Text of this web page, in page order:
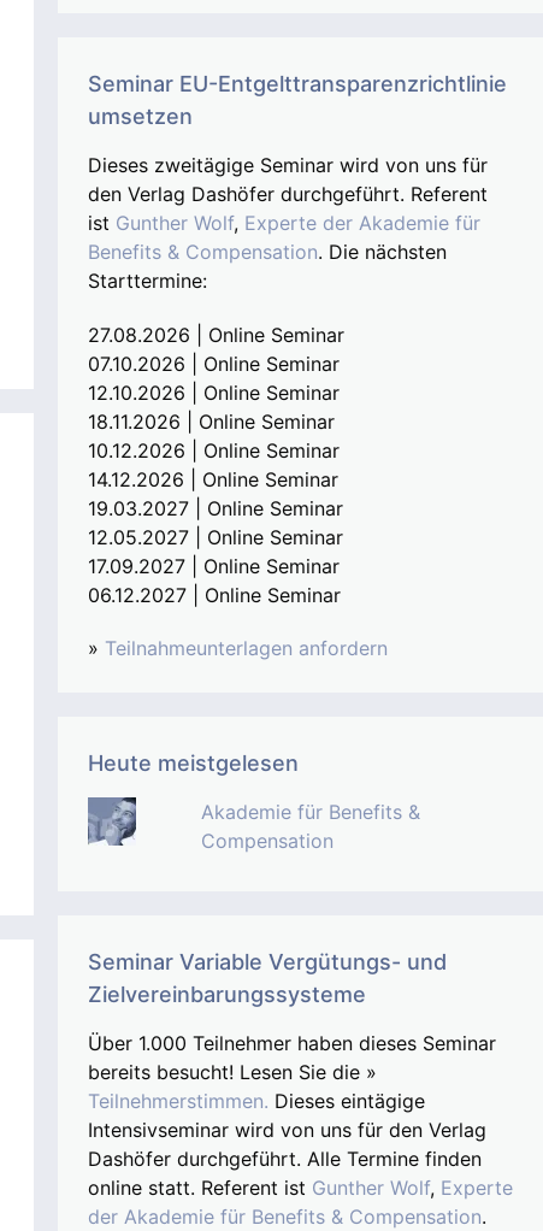
Seminar EU-Entgelttransparenzrichtlinie
umsetzen
Dieses zweitägige Seminar wird von uns für
den Verlag Dashöfer durchgeführt. Referent
ist Gunther Wolf, Experte der Akademie für
Benefits & Compensation. Die nächsten
Starttermine:
27.08.2026 | Online Seminar
07.10.2026 | Online Seminar
12.10.2026 | Online Seminar
18.11.2026 | Online Seminar
10.12.2026 | Online Seminar
14.12.2026 | Online Seminar
19.03.2027 | Online Seminar
12.05.2027 | Online Seminar
17.09.2027 | Online Seminar
06.12.2027 | Online Seminar
» Teilnahmeunterlagen anfordern
Heute meistgelesen
Akademie für Benefits &
Compensation
Seminar Variable Vergütungs- und
Zielvereinbarungssysteme
Über 1.000 Teilnehmer haben dieses Seminar
bereits besucht! Lesen Sie die »
Teilnehmerstimmen. Dieses eintägige
Intensivseminar wird von uns für den Verlag
Dashöfer durchgeführt. Alle Termine finden
online statt. Referent ist Gunther Wolf, Experte
der Akademie für Benefits & Compensation.